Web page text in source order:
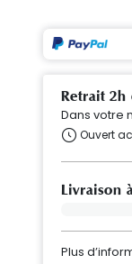
Retrait 2h
Dans votre
Ouvert
Livraison
Plus